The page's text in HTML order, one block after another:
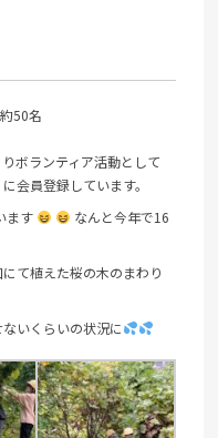
50名
ボランティア活動として
会員登録しています。
ます
なんと今年で16
て植えた桜の木のまわり
いくらいの状況に